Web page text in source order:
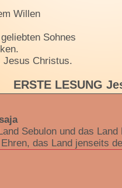
Willen
Sohnes
Jesus Christus.
ERSTE LESUNG
Sebulon und das
das Land jenseits
sieht ein helles Licht;